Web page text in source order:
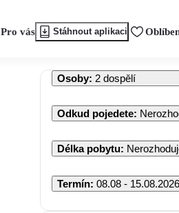
Pro vás Stáhnout aplikaci
Osoby: 2 dospělí
Odkud pojedete:
Délka pobytu:
Termín: 08.08 - 15.08.2026